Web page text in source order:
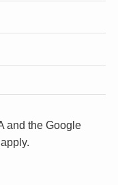
and the Google